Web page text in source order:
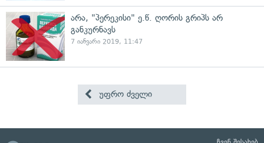
არა, "პერეკისი" ე.წ. ღორის გრიპს არ
განკურნავს
7 იანვარი 2019, 11:47
უფრო ძველი